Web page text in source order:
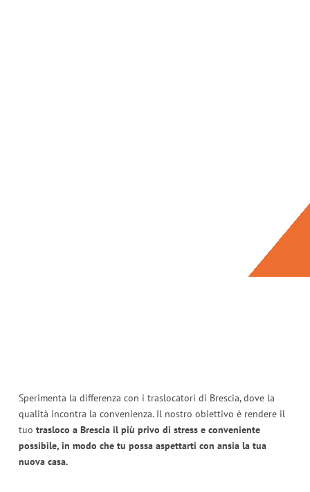
Sperimenta la differenza con i traslocatori di Brescia, dove la
qualità incontra la convenienza. Il nostro obiettivo è rendere il
tuo trasloco a Brescia il più privo di stress e conveniente
possibile, in modo che tu possa aspettarti con ansia la tua
nuova casa.